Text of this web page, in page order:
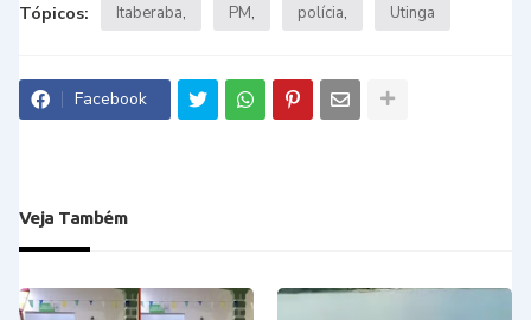
Tópicos: Itaberaba PM polícia Utinga
Facebook
Veja Também